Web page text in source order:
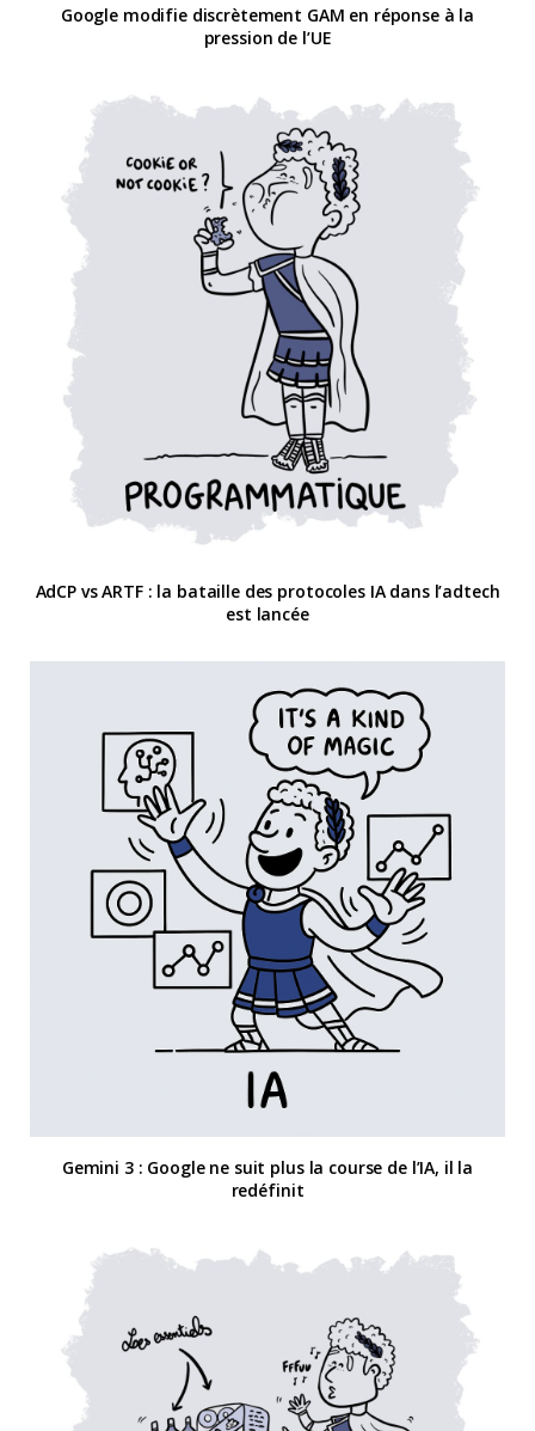
Google modifie discrètement GAM en réponse à la
pression de l’UE
AdCP vs ARTF : la bataille des protocoles IA dans l’adtech
est lancée
Gemini 3 : Google ne suit plus la course de l’IA, il la
redéfinit